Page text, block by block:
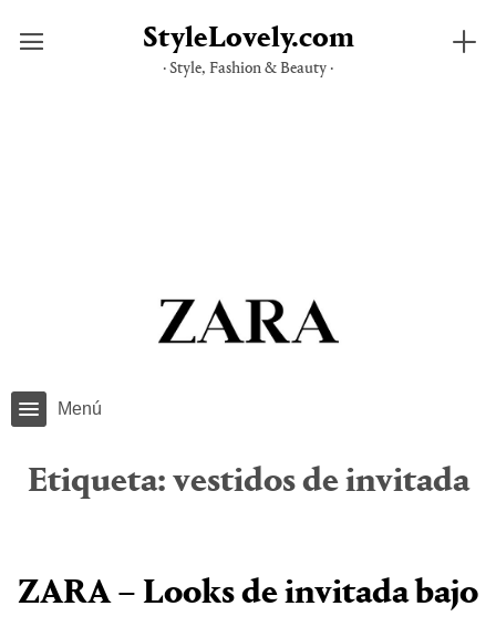
StyleLovely.com
· Style, Fashion & Beauty ·
Menú
Etiqueta: vestidos de invitada
ZARA – Looks de invitada bajo